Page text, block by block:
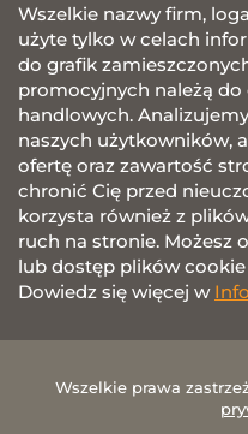
Wszelkie nazwy firm,
użyte tylko w celach
do grafik
promocyjnych należą
handlowych.
naszych użytkowników,
ofertę oraz zawartość
chronić Cię przed
korzysta również z
ruch na stronie. Możesz
lub dostęp plików
Dowiedz się więcej w
Wszelkie prawa